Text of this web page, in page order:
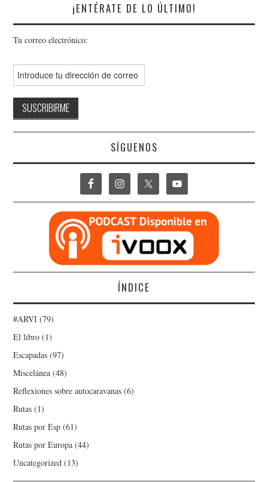
¡ENTÉRATE DE LO ÚLTIMO!
Tu correo electrónico:
SÍGUENOS
ÍNDICE
#ARVI (79)
El libro (1)
Escapadas (97)
Miscelánea (48)
Reflexiones sobre autocaravanas (6)
Rutas (1)
Rutas por Esp (61)
Rutas por Europa (44)
Uncategorized (13)